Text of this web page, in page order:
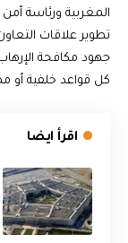
المغربية ورئاسة
تطوير علاقات
جهود مكافحة
كل قواعد خلفية أو
اقرأ ايضا